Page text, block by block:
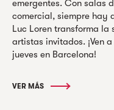
emergentes. Con salas
comercial, siempre hay
Luc Loren transforma
artistas invitados. ¡Ven
jueves en Barcelona!
VER MÁS